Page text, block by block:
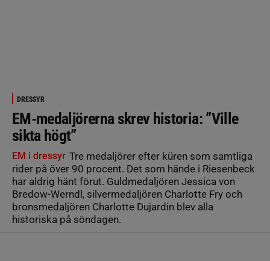
DRESSYR
EM-medaljörerna skrev historia: ”Ville
sikta högt”
EM i dressyr Tre medaljörer efter küren som samtliga
rider på över 90 procent. Det som hände i Riesenbeck
har aldrig hänt förut. Guldmedaljören Jessica von
Bredow-Werndl, silvermedaljören Charlotte Fry och
bronsmedaljören Charlotte Dujardin blev alla
historiska på söndagen.